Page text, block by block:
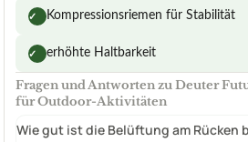
✓ Kompressionsriemen für Stabilität
✓ erhöhte Haltbarkeit
Fragen und Antworten zu Deuter
für Outdoor-Aktivitäten
Wie gut ist die Belüftung am Rücken